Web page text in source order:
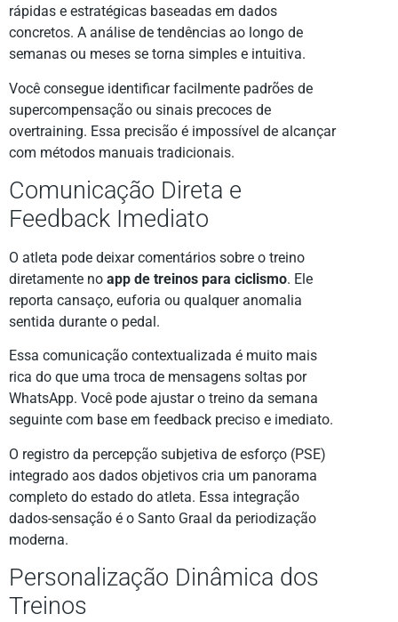
rápidas e estratégicas baseadas em dados
concretos. A análise de tendências ao longo de
semanas ou meses se torna simples e intuitiva.
Você consegue identificar facilmente padrões de
supercompensação ou sinais precoces de
overtraining. Essa precisão é impossível de alcançar
com métodos manuais tradicionais.
Comunicação Direta e
Feedback Imediato
O atleta pode deixar comentários sobre o treino
diretamente no app de treinos para ciclismo. Ele
reporta cansaço, euforia ou qualquer anomalia
sentida durante o pedal.
Essa comunicação contextualizada é muito mais
rica do que uma troca de mensagens soltas por
WhatsApp. Você pode ajustar o treino da semana
seguinte com base em feedback preciso e imediato.
O registro da percepção subjetiva de esforço (PSE)
integrado aos dados objetivos cria um panorama
completo do estado do atleta. Essa integração
dados-sensação é o Santo Graal da periodização
moderna.
Personalização Dinâmica dos
Treinos